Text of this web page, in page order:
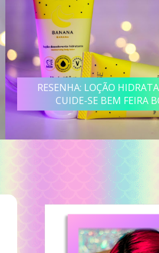
RESENHA: SÉRUM
QUEM DISSE,